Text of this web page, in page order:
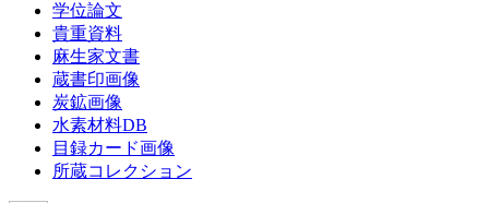
学位論文
貴重資料
麻生家文書
蔵書印画像
炭鉱画像
水素材料DB
目録カード画像
所蔵コレクション